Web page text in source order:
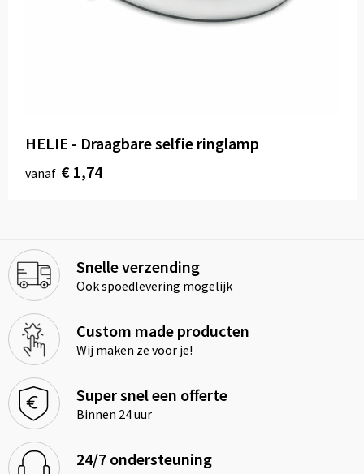
HELIE - Draagbare selfie ringlamp
vanaf € 1,74
Snelle verzending
Ook spoedlevering mogelijk
Custom made producten
Wij maken ze voor je!
Super snel een offerte
Binnen 24 uur
24/7 ondersteuning